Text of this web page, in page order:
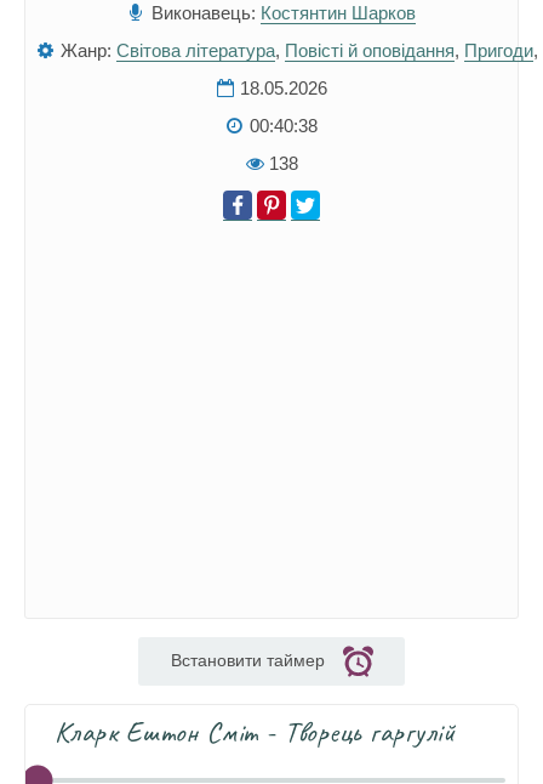
Виконавець: Костянтин Шарков
Жанр: Світова література, Повісті й оповідання, Пригоди,
18.05.2026
00:40:38
138
Встановити таймер
Кларк Ештон Сміт - Творець гаргулій